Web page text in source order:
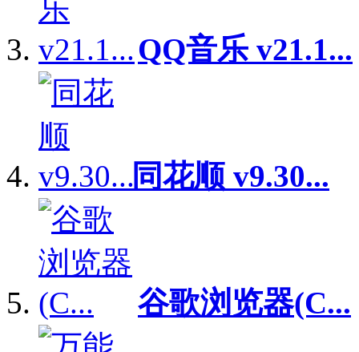
QQ音乐 v21.1...
同花顺 v9.30...
谷歌浏览器(C...